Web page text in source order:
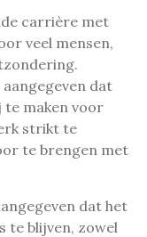
carrière met
veel mensen,
dat
maken voor
strikt te
te brengen met
dat het
te blijven, zowel